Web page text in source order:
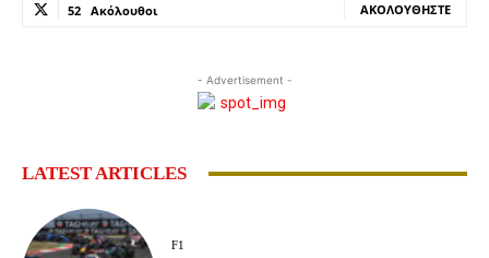
52 Ακόλουθοι ΑΚΟΛΟΥΘΉΣΤΕ
- Advertisement -
LATEST ARTICLES
F1